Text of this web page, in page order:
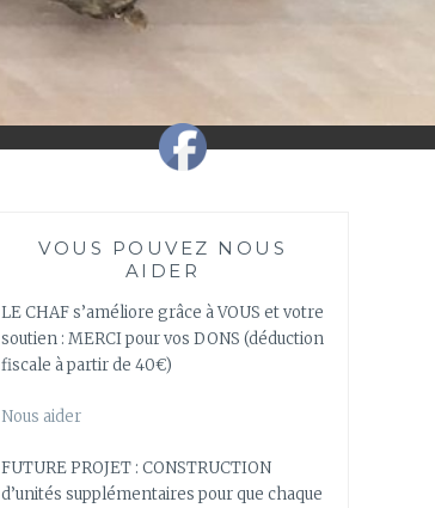
VOUS POUVEZ NOUS
AIDER
LE CHAF s’améliore grâce à VOUS et votre
soutien : MERCI pour vos DONS (déduction
fiscale à partir de 40€)
Nous aider
FUTURE PROJET : CONSTRUCTION
d’unités supplémentaires pour que chaque